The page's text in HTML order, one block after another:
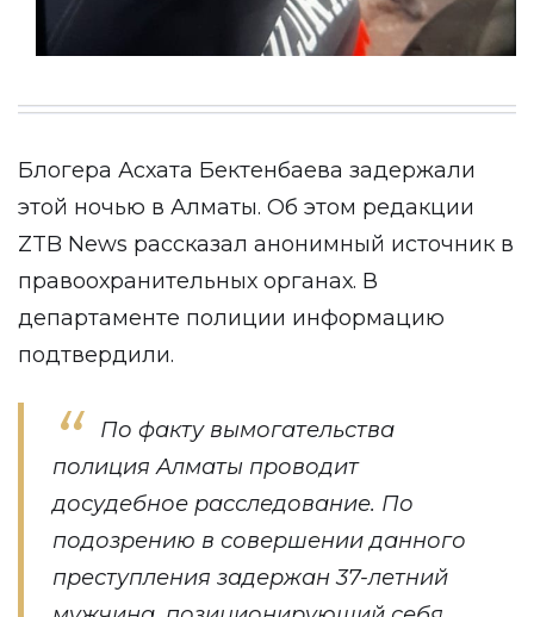
Блогера Асхата Бектенбаева задержали
этой ночью в Алматы. Об этом редакции
ZTB News рассказал анонимный источник в
правоохранительных органах. В
департаменте полиции информацию
подтвердили.
По факту вымогательства
полиция Алматы проводит
досудебное расследование. По
подозрению в совершении данного
преступления задержан 37-летний